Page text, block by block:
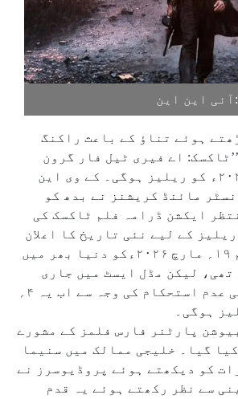
این این
ہوئے تناؤ کے باعث راکنگ
اے فیری ٹیل فار گرون
اپس‘‘ اب۴؍ جون ۲۰۲۶ء کو ریلیز ہوگی۔ کے وی این
مائنڈ کریشنز نے بدھ کو
ایکشن ڈرامہ فلم ٹاکسک کی
کے لیے نئی تاریخ کا اعلان
کیا۔ پہلے یہ فلم ۱۹؍ مارچ ۲۰۲۶ءکو دنیا بھر میں
تھی، لیکن مڈل ایسٹ میں جاری
پارٹنر فارس فلمز کے مشورے
گیا۔ خلیجی ممالک میں سنیما
کو دیکھتے ہوئے پروڈیوسرز نے
سے نظر رکھتے ہوئے یہ قدم